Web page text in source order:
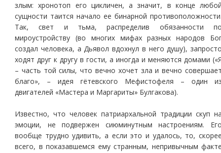
злым: хронотоп его цикличен, а значит, в конце
сущности таится начало ее бинарной
Так, свет и тьма, распределив обязанности
мироустройству (во многих мифах разных народов
создал человека, а Дьявол вдохнул в него душу),
ходят друг к другу в гости, а иногда и меняются домами
– часть той силы, что вечно хочет зла и вечно
благо», – идея гётевского Мефистофеля – один
двигателей «Мастера и Маргариты» Булгакова).
Известно, что человек патриархальной традиции скуп
эмоции, не подвержен сиюминутным настроениям.
вообще трудно удивить, а если это и удалось, то,
всего, в показавшемся ему странным, непривычным